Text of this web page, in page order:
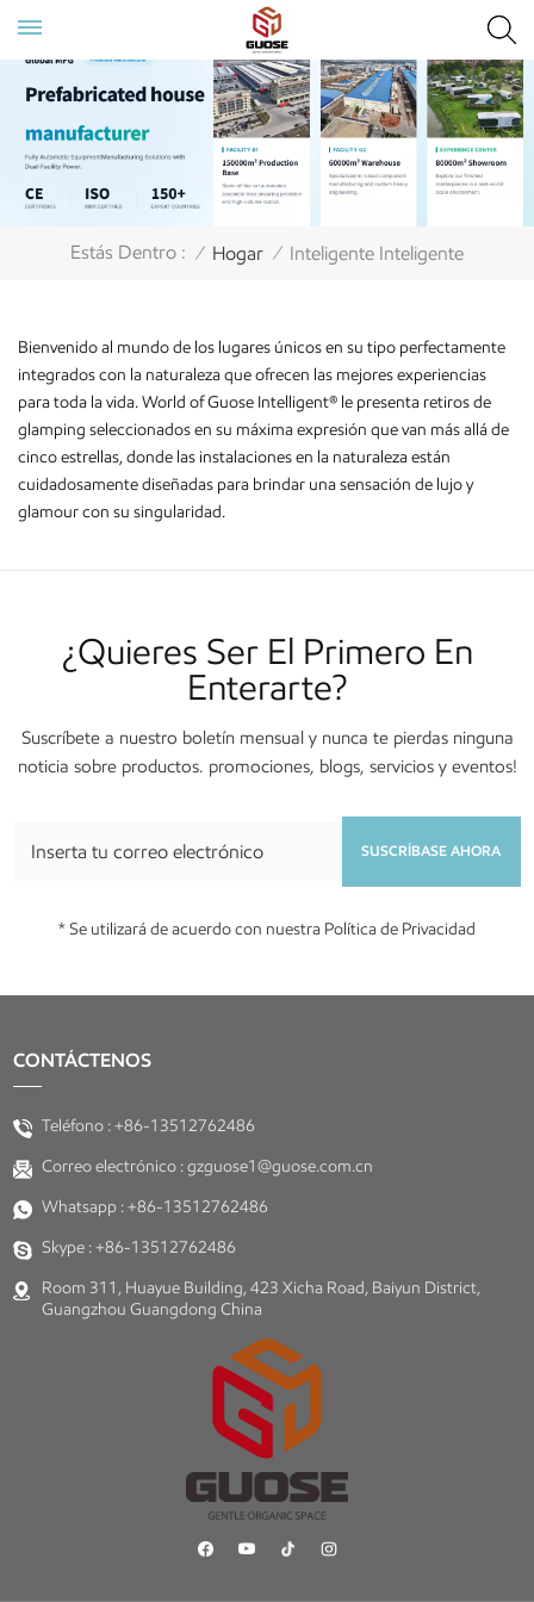
Estás Dentro : / Hogar / Inteligente Inteligente
Bienvenido al mundo de los lugares únicos en su tipo perfectamente
integrados con la naturaleza que ofrecen las mejores experiencias
para toda la vida. World of Guose Intelligent® le presenta retiros de
glamping seleccionados en su máxima expresión que van más allá de
cinco estrellas, donde las instalaciones en la naturaleza están
cuidadosamente diseñadas para brindar una sensación de lujo y
glamour con su singularidad.
¿Quieres Ser El Primero En
Enterarte?
Suscríbete a nuestro boletín mensual y nunca te pierdas ninguna
noticia sobre productos. promociones, blogs, servicios y eventos!
SUSCRÍBASE AHORA
* Se utilizará de acuerdo con nuestra Política de Privacidad
CONTÁCTENOS
Teléfono :+86-13512762486
Correo electrónico :gzguose1@guose.com.cn
Whatsapp :+86-13512762486
Skype :+86-13512762486
Room 311, Huayue Building, 423 Xicha Road, Baiyun District,
Guangzhou Guangdong China